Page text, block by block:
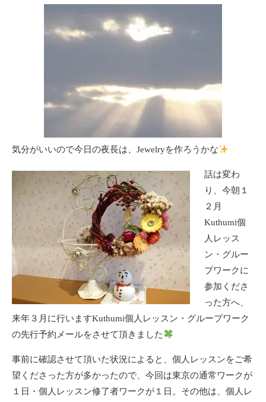
気分がいいので今日の夜長は、Jewelryを作ろうかな
話は変わ
り、今朝１
２月
Kuthumi個
人レッス
ン・グルー
プワークに
参加くださ
った方へ、
来年３月に行いますKuthumi個人レッスン・グループワーク
の先行予約メールをさせて頂きました
事前に確認させて頂いた状況によると、個人レッスンをご希
望くださった方が多かったので、今回は東京の通常ワークが
１日・個人レッスン修了者ワークが１日。その他は、個人レ